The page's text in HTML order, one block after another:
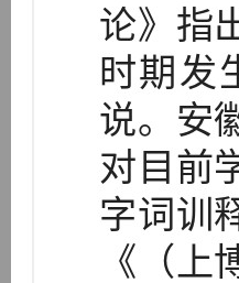
论》指
时期发
说。安
对目前
字词训
《（上